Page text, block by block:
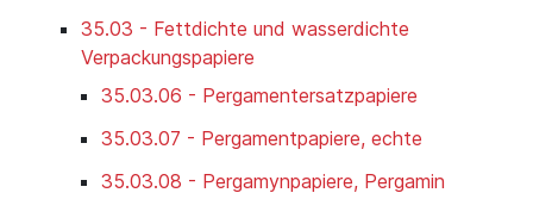
35.03 - Fettdichte und wasserdichte
Verpackungspapiere
35.03.06 - Pergamentersatzpapiere
35.03.07 - Pergamentpapiere, echte
35.03.08 - Pergamynpapiere, Pergamin